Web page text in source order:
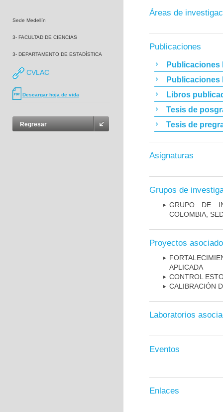
Sede Medellín
3- FACULTAD DE CIENCIAS
3- DEPARTAMENTO DE ESTADÍSTICA
CVLAC
Descargar hoja de vida
Regresar
Áreas de
Publicaciones
Publicaciones
Publicaciones
Libros
Tesis de
Tesis de
Asignaturas
Grupos de
GRUPO DE
COLOMBIA,
Proyectos
APLICADA
CONTROL
CALIBRACIÓN
Laboratorios
Eventos
Enlaces